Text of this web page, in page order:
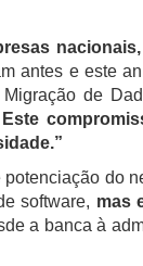
antes e este
de
Este
do
software, mas
a banca à